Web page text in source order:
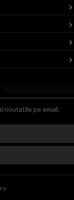
noutatile pe email.